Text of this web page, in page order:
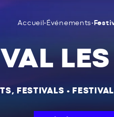
Accueil • Événements•
FESTIVALS •